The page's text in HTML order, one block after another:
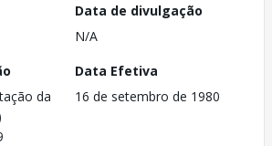
Data de divulgação
N/A
da
Data Efetiva
16 de setembro de 1980